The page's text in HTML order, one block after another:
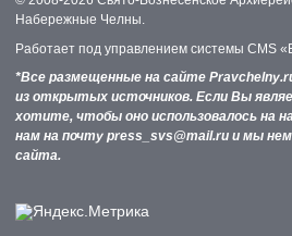
Набережные Челны.
Работает под управлением системы CMS
*Все размещенные на сайте
из открытых источников. Если Вы
хотите, чтобы оно использовалось на
нам на почту press_svs@mail.ru и мы
сайта.